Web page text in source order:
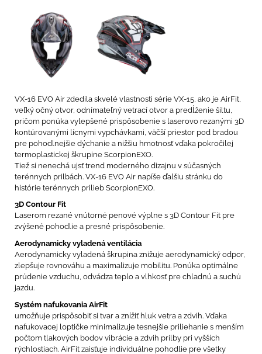
VX-16 EVO Air zdedila skvelé vlastnosti série VX-15, ako je AirFit,
veľký očný otvor, odnímateľný vetrací otvor a predĺženie šiltu,
pričom ponúka vylepšené prispôsobenie s laserovo rezanými 3D
kontúrovanými lícnymi vypchávkami, väčší priestor pod bradou
pre pohodlnejšie dýchanie a nižšiu hmotnosť vďaka pokročilej
termoplastickej škrupine ScorpionEXO.
Tiež si nenechá ujsť trend moderného dizajnu v súčasných
terénnych prilbách. VX-16 EVO Air napíše ďalšiu stránku do
histórie terénnych prilieb ScorpionEXO.
3D Contour Fit
Laserom rezané vnútorné penové výplne s 3D Contour Fit pre
zvýšené pohodlie a presné prispôsobenie.
Aerodynamicky vyladená ventilácia
Aerodynamicky vyladená škrupina znižuje aerodynamický odpor,
zlepšuje rovnováhu a maximalizuje mobilitu. Ponúka optimálne
prúdenie vzduchu, odvádza teplo a vlhkosť pre chladnú a suchú
jazdu.
Systém nafukovania AirFit
umožňuje prispôsobiť si tvar a znížiť hluk vetra a zdvih. Vďaka
nafukovacej loptičke minimalizuje tesnejšie priliehanie s menším
počtom tlakových bodov vibrácie a zdvih prilby pri vyšších
rýchlostiach. AirFit zaisťuje individuálne pohodlie pre všetky